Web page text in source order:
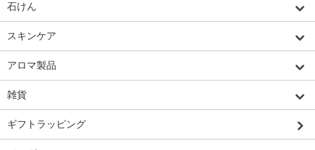
石けん
スキンケア
アロマ製品
雑貨
ギフトラッピング